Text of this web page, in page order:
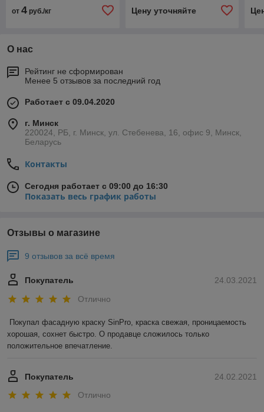
от 4 руб./кг Цену уточняйте
О нас
Рейтинг не сформирован
Менее 5 отзывов за последний год
Работает с 09.04.2020
г. Минск
220024, РБ, г. Минск, ул. Стебенева, 16, офис 9, Минск,
Беларусь
Контакты
Сегодня работает с 09:00 до 16:30
Показать весь график работы
Отзывы о магазине
9 отзывов за всё время
24.03.2021
Покупатель
Отлично
Покупал фасадную краску SinPro, краска свежая, проницаемость
хорошая, сохнет быстро. О продавце сложилось только
положительное впечатление.
24.02.2021
Покупатель
Отлично